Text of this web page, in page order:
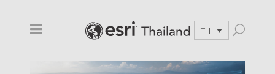
TH